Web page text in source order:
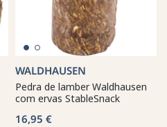
WALDHAUSEN
Pedra de lamber Waldhausen
com ervas StableSnack
16,95 €